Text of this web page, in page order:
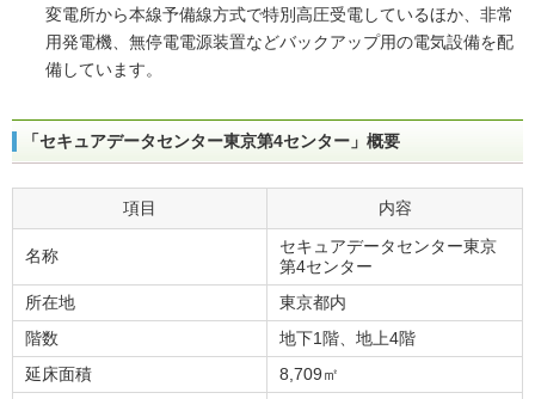
変電所から本線予備線方式で特別高圧受電しているほか、非常
用発電機、無停電電源装置などバックアップ用の電気設備を配
備しています。
「セキュアデータセンター東京第4センター」概要
項目 内容
名称
セキュアデータセンター東京
第4センター
所在地
東京都内
階数
地下1階、地上4階
延床面積
8,709㎡